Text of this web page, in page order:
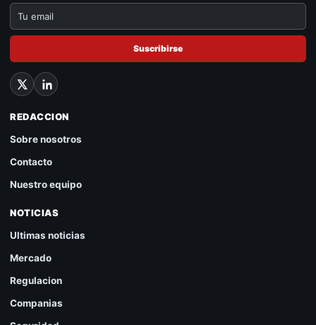
Suscribirse
REDACCION
Sobre nosotros
Contacto
Nuestro equipo
NOTICIAS
Ultimas noticias
Mercado
Regulacion
Companias